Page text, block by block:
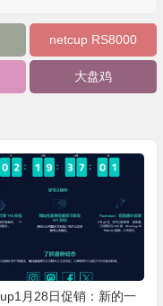
netcup RS8000
大盘鸡
月28日促销：新的一